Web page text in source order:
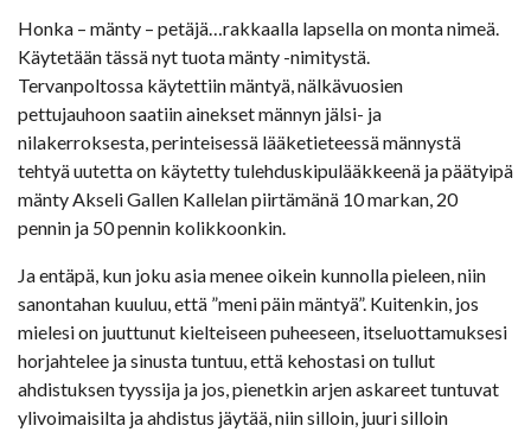
Honka – mänty – petäjä…rakkaalla lapsella on monta nimeä.
Käytetään tässä nyt tuota mänty -nimitystä.
Tervanpoltossa käytettiin mäntyä, nälkävuosien
pettujauhoon saatiin ainekset männyn jälsi- ja
nilakerroksesta, perinteisessä lääketieteessä männystä
tehtyä uutetta on käytetty tulehduskipulääkkeenä ja päätyipä
mänty Akseli Gallen Kallelan piirtämänä 10 markan, 20
pennin ja 50 pennin kolikkoonkin.
Ja entäpä, kun joku asia menee oikein kunnolla pieleen, niin
sanontahan kuuluu, että ”meni päin mäntyä”. Kuitenkin, jos
mielesi on juuttunut kielteiseen puheeseen, itseluottamuksesi
horjahtelee ja sinusta tuntuu, että kehostasi on tullut
ahdistuksen tyyssija ja jos, pienetkin arjen askareet tuntuvat
ylivoimaisilta ja ahdistus jäytää, niin silloin, juuri silloin